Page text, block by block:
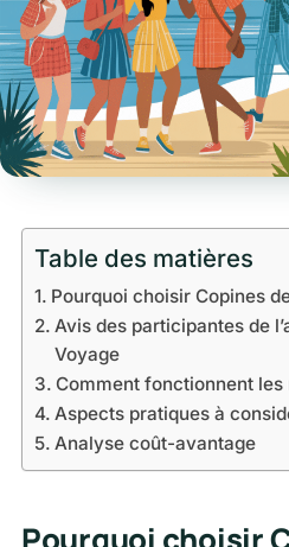
Table des matières
Pourquoi choisir Copines
Avis des participantes de
Voyage
Comment fonctionnent
Aspects pratiques à
Analyse coût-avantage